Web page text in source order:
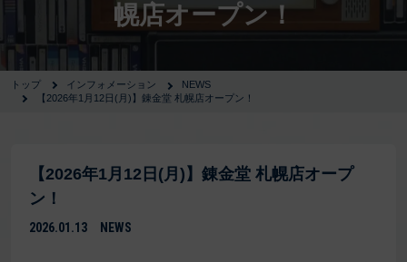
幌店オープン！
トップ インフォメーション
NEWS
【2026年1月12日(月)】錬金堂 札幌店オープン！
【2026年1月12日(月)】錬金堂 札幌店オープ
ン！
2026.01.13 NEWS